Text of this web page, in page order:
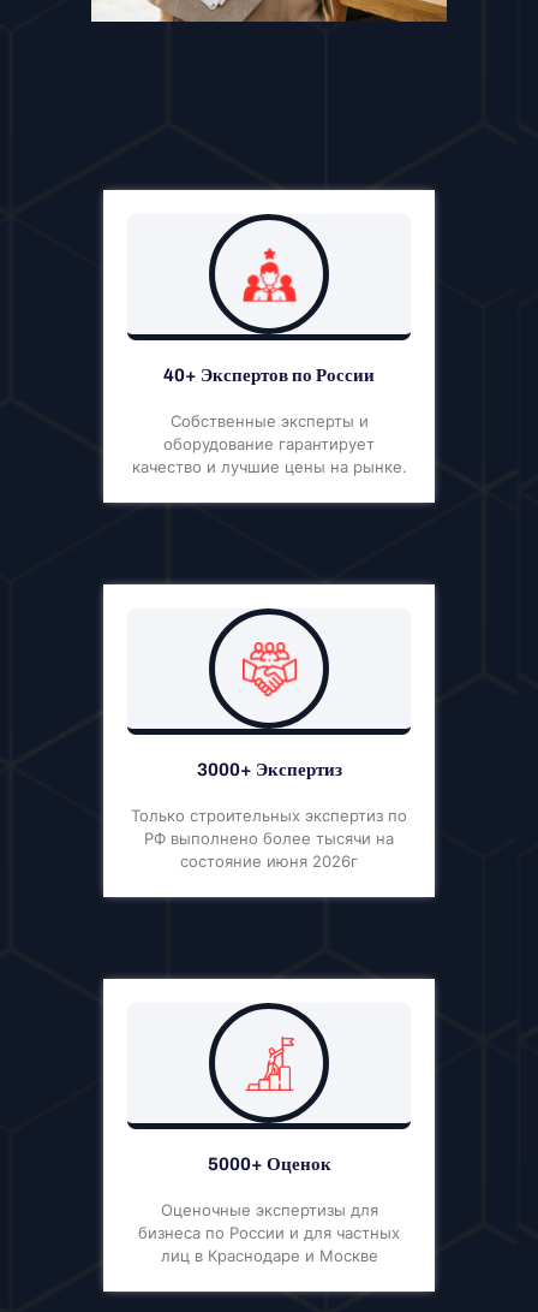
40+ Экспертов по России
Собственные эксперты и
оборудование гарантирует
качество и лучшие цены на рынке.
3000+ Экспертиз
Только строительных экспертиз по
РФ выполнено более тысячи на
состояние июня 2026г
5000+ Оценок
Оценочные экспертизы для
бизнеса по России и для частных
лиц в Краснодаре и Москве